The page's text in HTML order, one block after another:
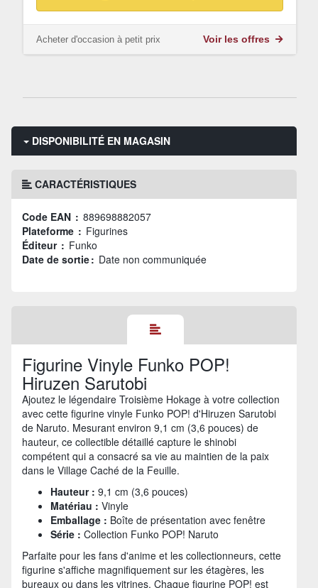
Acheter d'occasion à petit prix Voir les offres
DISPONIBILITÉ EN MAGASIN
CARACTÉRISTIQUES
Code EAN : 889698882057
Plateforme : Figurines
Éditeur : Funko
Date de sortie : Date non communiquée
Figurine Vinyle Funko POP!
Hiruzen Sarutobi
Ajoutez le légendaire Troisième Hokage à votre collection
avec cette figurine vinyle Funko POP! d'Hiruzen Sarutobi
de Naruto. Mesurant environ 9,1 cm (3,6 pouces) de
hauteur, ce collectible détaillé capture le shinobi
compétent qui a consacré sa vie au maintien de la paix
dans le Village Caché de la Feuille.
Hauteur : 9,1 cm (3,6 pouces)
Matériau : Vinyle
Emballage : Boîte de présentation avec fenêtre
Série : Collection Funko POP! Naruto
Parfaite pour les fans d'anime et les collectionneurs, cette
figurine s'affiche magnifiquement sur les étagères, les
bureaux ou dans les vitrines. Chaque figurine POP! est